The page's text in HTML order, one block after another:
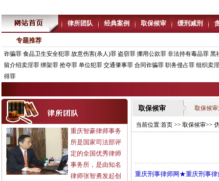
律所团队 经典案例 取保候审 缓刑减刑
专题推荐
诈骗罪 食品卫生安全犯罪 故意伤害(杀人)罪 盗窃罪 挪用公款罪 非法持有毒品罪 黑
留介绍卖淫罪 绑架罪 抢夺罪 单位犯罪 交通肇事罪 合同诈骗罪 职务侵占罪 组织卖
得罪
重庆智豪律师事务
所是国家司法部评
定的全国优秀律师
事务所，是由知名
律师张智勇发起创
取保候审 取保候
当前位置:首页 >>取保候审>>
重庆刑事律师网★重庆刑事